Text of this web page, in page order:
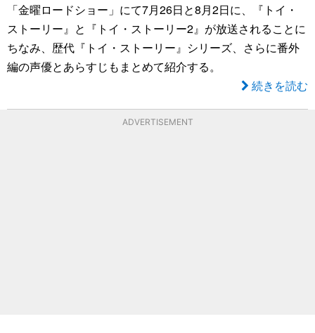
「金曜ロードショー」にて7月26日と8月2日に、『トイ・
ストーリー』と『トイ・ストーリー2』が放送されることに
ちなみ、歴代『トイ・ストーリー』シリーズ、さらに番外
編の声優とあらすじもまとめて紹介する。
続きを読む
ADVERTISEMENT